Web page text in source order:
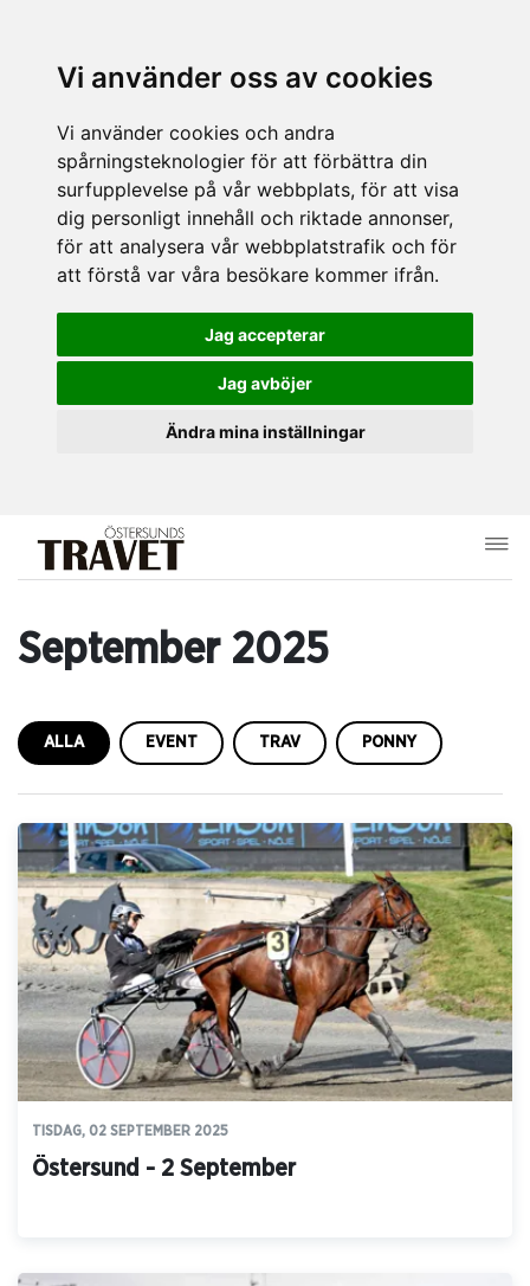
Vi använder oss av cookies
Vi använder cookies och andra
spårningsteknologier för att förbättra din
surfupplevelse på vår webbplats, för att visa
dig personligt innehåll och riktade annonser,
för att analysera vår webbplatstrafik och för
att förstå var våra besökare kommer ifrån.
Jag accepterar
Jag avböjer
Ändra mina inställningar
September 2025
ALLA EVENT TRAV PONNY
TISDAG, 02 SEPTEMBER 2025
Östersund - 2 September